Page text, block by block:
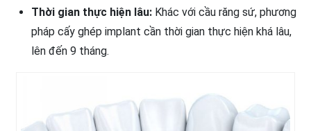
Thời gian thực hiện lâu: Khác với cầu răng sứ, phương
pháp cấy ghép implant cần thời gian thực hiện khá lâu,
lên đến 9 tháng.